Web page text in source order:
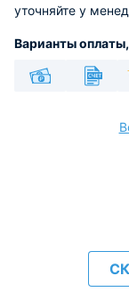
уточняйте у
Варианты